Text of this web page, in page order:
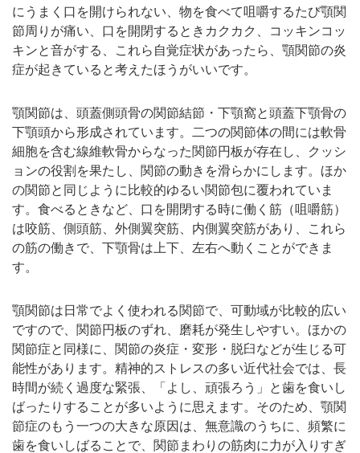
にうまく口を開けられない、物を食べて咀嚼するたび顎関
節周りが痛い、口を開閉するときカクカク、コッキンコッ
キンと音がする、これら自覚症状があったら、顎関節の炎
症が起きていると考えたほうがいいです。
顎関節は、頭蓋側頭骨の関節結節・下顎窩と頭蓋下顎骨の
下顎頭から形成されています。二つの関節体の間には軟骨
細胞を含む線維軟骨からなった関節円板が存在し、クッシ
ョンの役割を果たし、関節の動きを滑らかにします。ほか
の関節と同じように比較的ゆるい関節包に覆われていま
す。食べるときなど、口を開閉する時に働く筋（咀嚼筋）
は咬筋、側頭筋、外側翼突筋、内側翼突筋があり、これら
の筋の働きで、下顎骨は上下、左右へ動くことができま
す。
顎関節は日常でよく使われる関節で、可動域が比較的広い
ですので、関節円板のずれ、磨耗が発生しやすい。ほかの
関節症と同様に、関節の炎症・変形・脱臼などが生じる可
能性があります。精神的ストレスの多い近代社会では、長
時間が続く過度な緊張、「よし、頑張ろう」と歯を食いし
ばったりすることが多いように思えます。そのため、顎関
節症のもう一つの大きな原因は、無意識のうちに、頻繁に
歯を食いしばることで、関節まわりの筋肉に力が入りすぎ